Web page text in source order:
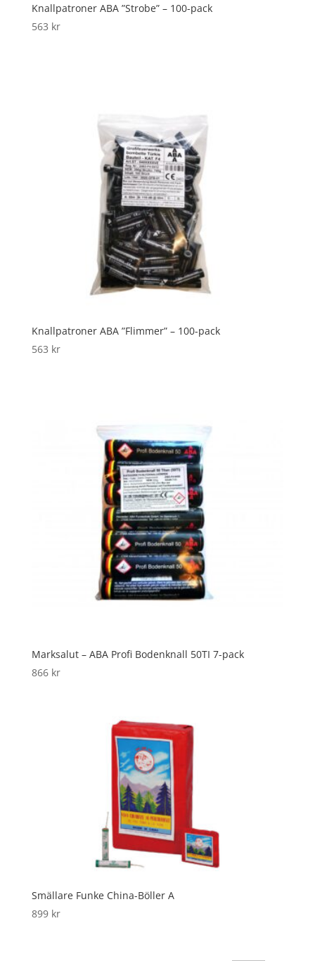
Knallpatroner ABA ”Strobe” – 100-pack
563 kr
Knallpatroner ABA ”Flimmer” – 100-pack
563 kr
Marksalut – ABA Profi Bodenknall 50TI 7-pack
866 kr
Smällare Funke China-Böller A
899 kr